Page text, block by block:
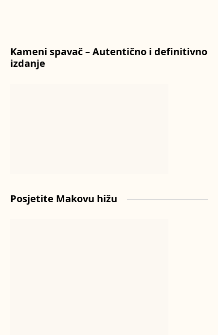
Kameni spavač – Autentično i definitivno
izdanje
Posjetite Makovu hižu